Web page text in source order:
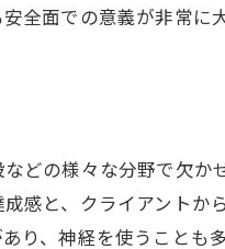
全面での意義が非常に
どの様々な分野で欠
感と、クライアント
り、神経を使うこと